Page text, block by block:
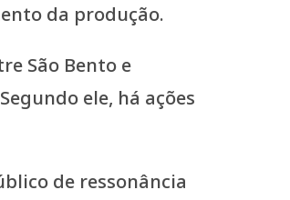
da produção.
São Bento e
ele, há ações
de ressonância